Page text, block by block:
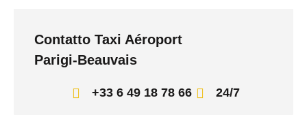
Contatto Taxi Aéroport
Parigi-Beauvais
+33 6 49 18 78 66 24/7